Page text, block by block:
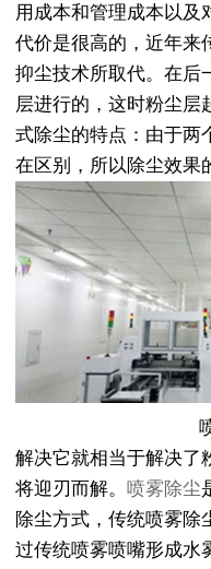
用成本和管理成本以及
代价是很高的，近年来
抑尘技术所取代。在后
层进行的，这时粉尘层
式除尘的特点：由于两
在区别，所以除尘效果
解决它就相当于解决了
将迎刃而解。 喷雾除尘
除尘方式，传统喷雾除
过传统喷雾喷嘴形成水